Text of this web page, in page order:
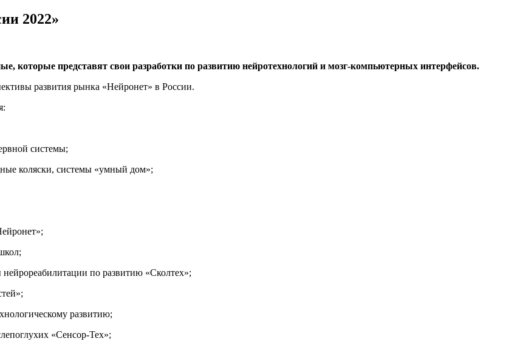
2022»
которые представят свои разработки по развитию нейротехнологий и мозг-компьютерных интерфейсов.
развития рынка «Нейронет» в России.
системы;
коляски, системы «умный дом»;
по развитию «Сколтех»;
развитию;
«Сенсор-Тех»;